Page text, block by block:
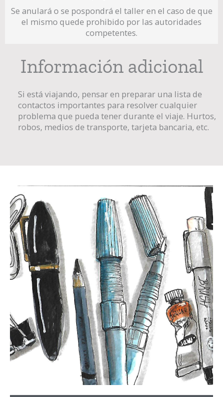
Se anulará o se pospondrá el taller en el caso de que
el mismo quede prohibido por las autoridades
competentes.
Información adicional
Si está viajando, pensar en preparar una lista de
contactos importantes para resolver cualquier
problema que pueda tener durante el viaje. Hurtos,
robos, medios de transporte, tarjeta bancaria, etc.